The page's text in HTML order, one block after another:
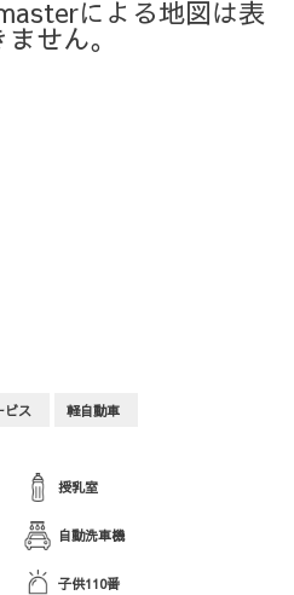
ビス 軽自動車
授乳室
自動洗車機
子供110番
による地図は表
せん。